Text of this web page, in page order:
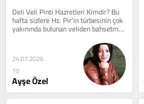
Deli Veli Pinti Hazretleri Kimdir? Bu
hafta sizlere Hz. Pir’in türbesinin çok
yakınında bulunan veliden bahsetmek
isterim. Mevlana Türbesine...
24.07.2026
10
Ayşe Özel